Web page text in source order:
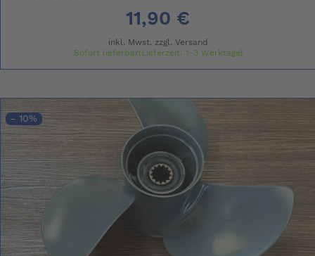
11,90 €
inkl. Mwst. zzgl. Versand
Sofort lieferbar(Lieferzeit: 1-3 Werktage)
- 10%